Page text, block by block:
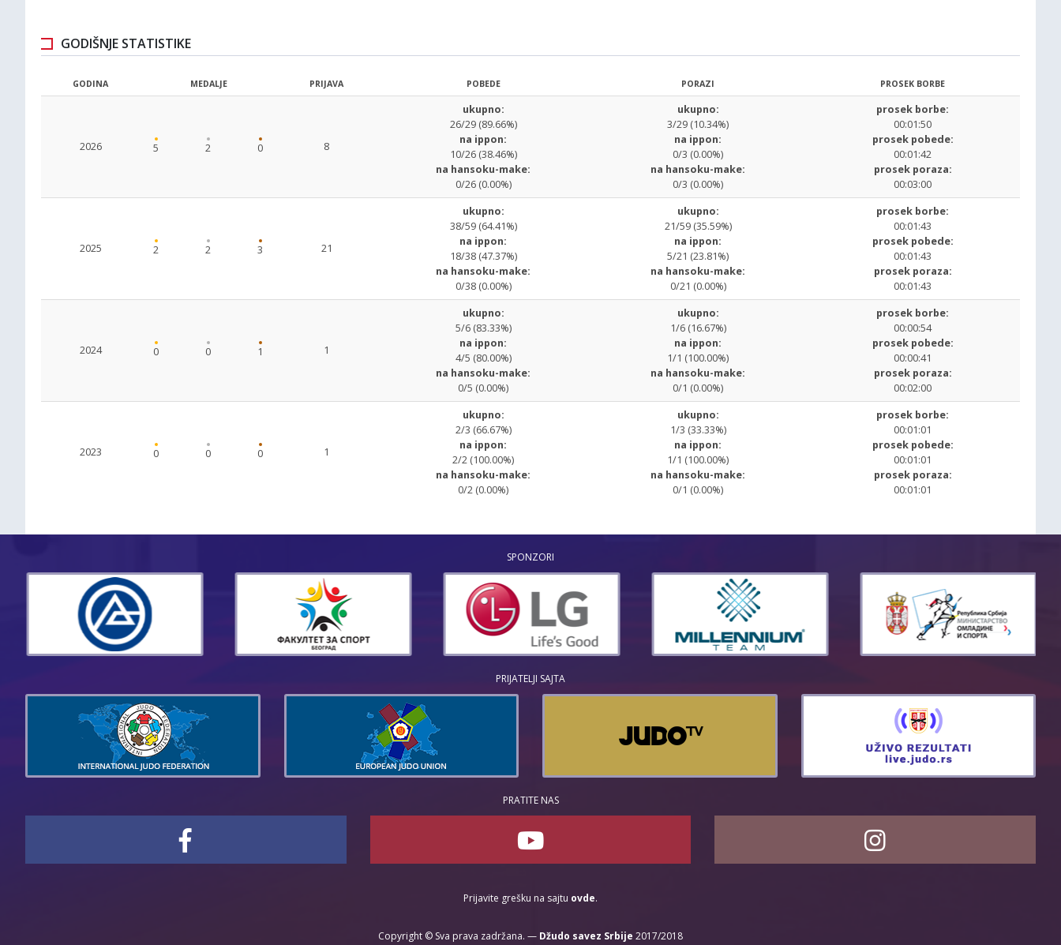
GODIŠNJE STATISTIKE
GODINA MEDALJE PRIJAVA POBEDE PORAZI PROSEK BORBE
2026 5 2 0 8
ukupno:
26/29 (89.66%)
na ippon:
10/26 (38.46%)
na hansoku-make:
0/26 (0.00%)
ukupno:
3/29 (10.34%)
na ippon:
0/3 (0.00%)
na hansoku-make:
0/3 (0.00%)
prosek borbe:
00:01:50
prosek pobede:
00:01:42
prosek poraza:
00:03:00
2025 2 2 3 21
ukupno:
38/59 (64.41%)
na ippon:
18/38 (47.37%)
na hansoku-make:
0/38 (0.00%)
ukupno:
21/59 (35.59%)
na ippon:
5/21 (23.81%)
na hansoku-make:
0/21 (0.00%)
prosek borbe:
00:01:43
prosek pobede:
00:01:43
prosek poraza:
00:01:43
2024 0 0 1 1
ukupno:
5/6 (83.33%)
na ippon:
4/5 (80.00%)
na hansoku-make:
0/5 (0.00%)
ukupno:
1/6 (16.67%)
na ippon:
1/1 (100.00%)
na hansoku-make:
0/1 (0.00%)
prosek borbe:
00:00:54
prosek pobede:
00:00:41
prosek poraza:
00:02:00
2023 0 0 0 1
ukupno:
2/3 (66.67%)
na ippon:
2/2 (100.00%)
na hansoku-make:
0/2 (0.00%)
ukupno:
1/3 (33.33%)
na ippon:
1/1 (100.00%)
na hansoku-make:
0/1 (0.00%)
prosek borbe:
00:01:01
prosek pobede:
00:01:01
prosek poraza:
00:01:01
SPONZORI
PRIJATELJI SAJTA
PRATITE NAS
Prijavite grešku na sajtu ovde.
Copyright © Sva prava zadržana. — Džudo savez Srbije 2017/2018